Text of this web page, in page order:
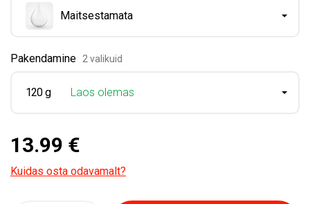
Maitsestamata
Pakendamine 2 valikuid
120 g Laos olemas
13.99 €
Kuidas osta odavamalt?